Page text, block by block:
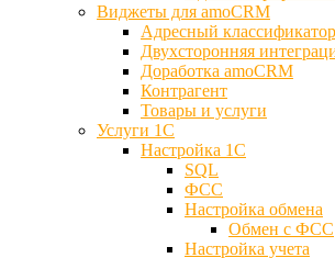
Виджеты для amoCRM
Адресный
Двухсторонняя
Доработка amoCRM
Контрагент
Товары и услуги
Услуги 1С
Настройка 1С
SQL
ФСС
Настройка обмена
Обмен с ФСС
Настройка учета